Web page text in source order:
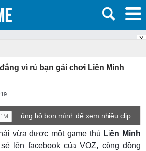
X
vì rủ bạn gái chơi Liên Minh
ủng hộ bọn mình để xem nhiều clip
vừa được một game thủ Liên Minh
lên facebook của VOZ, cộng đồng